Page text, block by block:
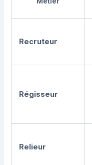
Recruteur
Régisseur
Relieur